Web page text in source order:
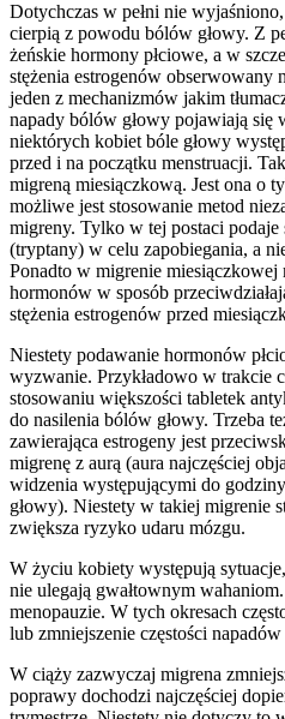
Dotychczas w pełni nie
cierpią z powodu bólów głowy. Z
żeńskie hormony płciowe, a w
stężenia estrogenów obserwowany
jeden z mechanizmów jakim
napady bólów głowy pojawiają się
niektórych kobiet bóle głowy
przed i na początku menstruacji.
migreną miesiączkową. Jest ona o
możliwe jest stosowanie metod
migreny. Tylko w tej postaci
(tryptany) w celu zapobiegania, a
Ponadto w migrenie miesiączkowej
hormonów w sposób
stężenia estrogenów przed
Niestety podawanie hormonów
wyzwanie. Przykładowo w trakcie
stosowaniu większości tabletek
do nasilenia bólów głowy. Trzeba
zawierająca estrogeny jest
migrenę z aurą (aura najczęściej
widzenia występującymi do
głowy). Niestety w takiej migrenie
zwiększa ryzyko udaru mózgu.
W życiu kobiety występują
nie ulegają gwałtownym
menopauzie. W tych okresach
lub zmniejszenie częstości
W ciąży zazwyczaj migrena
poprawy dochodzi najczęściej